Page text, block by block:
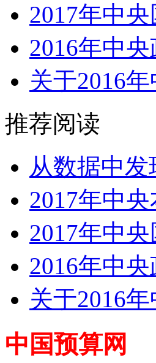
2017年中
2016年中
关于2016
推荐阅读
从数据中
2017年中
2017年中
2016年中
关于2016
中国预算网